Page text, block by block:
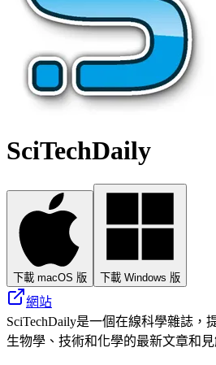
SciTechDaily
下載 macOS 版 下載 Windows 版
網站
SciTechDaily是一個在線科學雜誌，
生物學、技術和化學的最新文章和見